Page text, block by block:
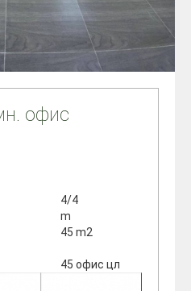
офис
4/4
m
45 m2
45 офис цл